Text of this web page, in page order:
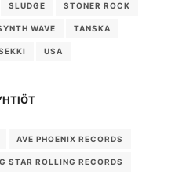
SLUDGE STONER ROCK
WAVE TANSKA
USA
AVE PHOENIX RECORDS
STAR ROLLING RECORDS